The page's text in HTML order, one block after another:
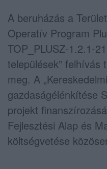
A beruházás a
Operatív Program
TOP_PLUSZ-1.2.1-
települések” felhívás
meg. A
gazdaságélénkítése
projekt
Fejlesztési Alap és
költségvetése